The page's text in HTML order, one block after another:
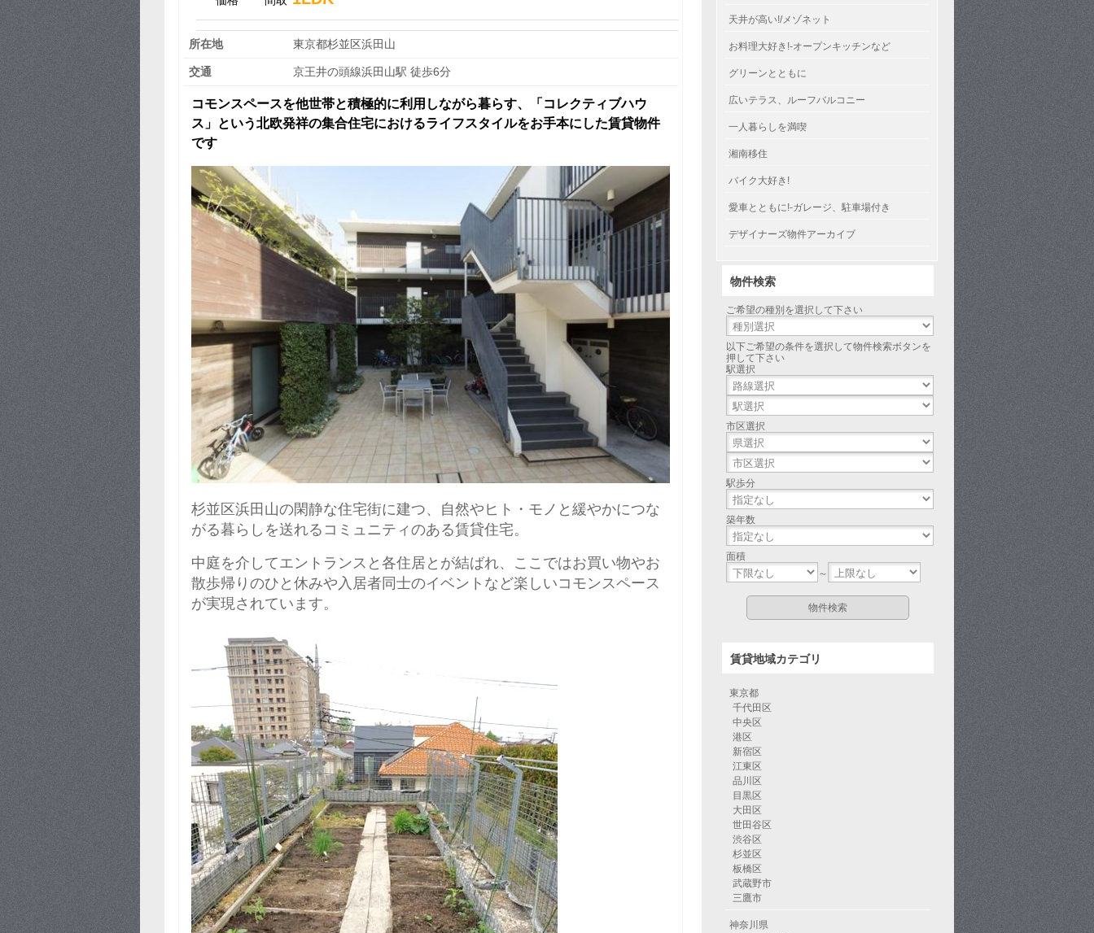
所在地 東京都杉並区浜田山
交通 京王井の頭線浜田山駅 徒歩6分
コモンスペースを他世帯と積極的に利用しながら暮らす、「コレクティブハウ
ス」という北欧発祥の集合住宅におけるライフスタイルをお手本にした賃貸物件
です
杉並区浜田山の閑静な住宅街に建つ、自然やヒト・モノと緩やかにつな
がる暮らしを送れるコミュニティのある賃貸住宅。
中庭を介してエントランスと各住居とが結ばれ、ここではお買い物やお
散歩帰りのひと休みや入居者同士のイベントなど楽しいコモンスペース
が実現されています。
天井が高い!/メゾネット
お料理大好き!-オープンキッチンなど
グリーンとともに
広いテラス、ルーフバルコニー
一人暮らしを満喫
湘南移住
バイク大好き!
愛車とともに!-ガレージ、駐車場付き
デザイナーズ物件アーカイブ
物件検索
ご希望の種別を選択して下さい
以下ご希望の条件を選択して物件検索ボタンを
押して下さい
駅選択
市区選択
駅歩分
築年数
面積
～
賃貸地域カテゴリ
東京都
千代田区
中央区
港区
新宿区
江東区
品川区
目黒区
大田区
世田谷区
渋谷区
杉並区
板橋区
武蔵野市
三鷹市
神奈川県